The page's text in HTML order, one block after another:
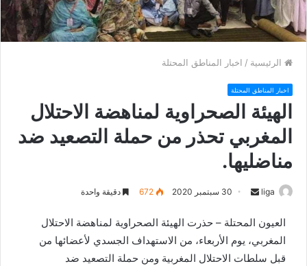
الرئيسية / اخبار المناطق المحتلة
اخبار المناطق المحتلة
الهيئة الصحراوية لمناهضة الاحتلال
المغربي تحذر من حملة التصعيد ضد
مناضليها.
liga
n
d
a
30 سبتمبر 2020 672 دقيقة واحدة
العيون المحتلة – حذرت الهيئة الصحراوية لمناهضة الاحتلال
المغربي، يوم الأربعاء، من الاستهداف الجسدي لأعضائها من
قبل سلطات الاحتلال المغربية ومن حملة التصعيد ضد